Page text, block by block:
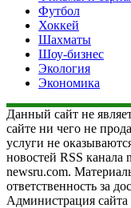
Футбол
Хоккей
Шахматы
Шоу-бизнес
Экология
Экономика
Данный сайт не
сайте ни чего не
услуги не
новостей RSS канала
newsru.com.
ответственность за
Администрация сайта